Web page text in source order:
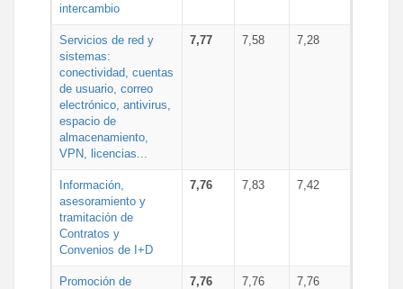
intercambio
Servicios de red y
sistemas:
conectividad, cuentas
de usuario, correo
electrónico, antivirus,
espacio de
almacenamiento,
VPN, licencias...
7,77 7,58 7,28
Información,
asesoramiento y
tramitación de
Contratos y
Convenios de I+D
7,76 7,83 7,42
Promoción de
7,76 7,76 7,76